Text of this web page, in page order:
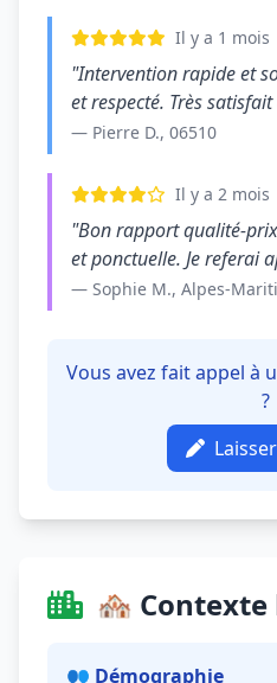
Il y a 1 mois
"Intervention rapide et
et respecté. Très
— Pierre D., 06510
Il y a 2 mois
"Bon rapport qualité-
et ponctuelle. Je referai
— Sophie M., Alpes-
Vous avez fait appel à
?
🏘️ Contexte
👥 Démographie